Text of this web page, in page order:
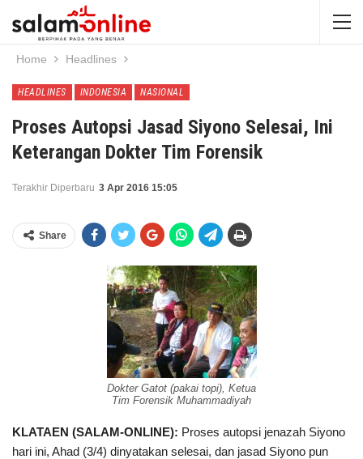
Home Headlines
HEADLINES INDONESIA NASIONAL
Proses Autopsi Jasad Siyono Selesai, Ini
Keterangan Dokter Tim Forensik
Terakhir Diperbaru 3 Apr 2016 15:05
Share
Dokter Gatot (pakai topi), Ketua
Tim Forensik Muhammadiyah
KLATAEN (SALAM-ONLINE): Proses autopsi jenazah Siyono
hari ini, Ahad (3/4) dinyatakan selesai, dan jasad Siyono pun